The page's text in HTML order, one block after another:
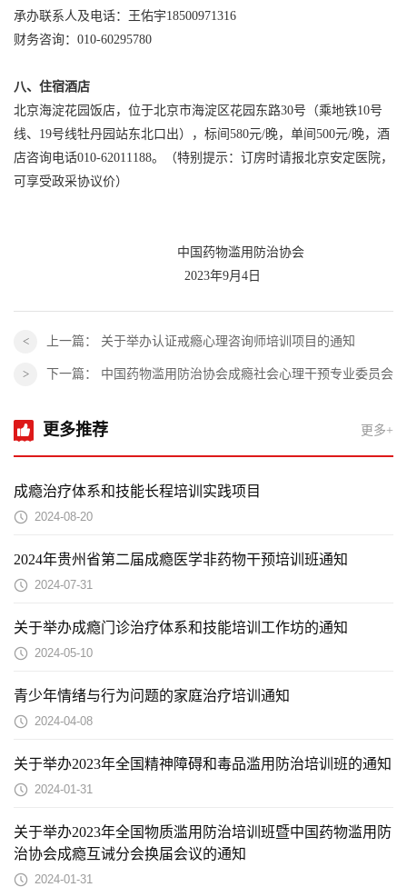
承办联系人及电话：王佑宇18500971316
财务咨询：010-60295780
八、 住宿酒店
北京海淀花园饭店，位于北京市海淀区花园东路30号（乘地铁10号
线、19号线牡丹园站东北口出），标间580元/晚，单间500元/晚，酒
店咨询电话010-62011188。（特别提示：订房时请报北京安定医院，
可享受政采协议价）
中国药物滥用防治协会
2023年9月4日
上一篇： 关于举办认证戒瘾心理咨询师培训项目的通知
下一篇： 中国药物滥用防治协会成瘾社会心理干预专业委员会
更多推荐 更多+
成瘾治疗体系和技能长程培训实践项目
2024-08-20
2024年贵州省第二届成瘾医学非药物干预培训班通知
2024-07-31
关于举办成瘾门诊治疗体系和技能培训工作坊的通知
2024-05-10
青少年情绪与行为问题的家庭治疗培训通知
2024-04-08
关于举办2023年全国精神障碍和毒品滥用防治培训班的通知
2024-01-31
关于举办2023年全国物质滥用防治培训班暨中国药物滥用防
治协会成瘾互诫分会换届会议的通知
2024-01-31